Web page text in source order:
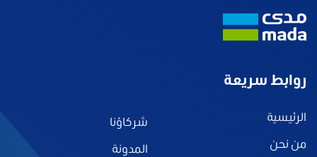
روابط سريعة
الرئيسية
من نحن
شركاؤنا
المدونة